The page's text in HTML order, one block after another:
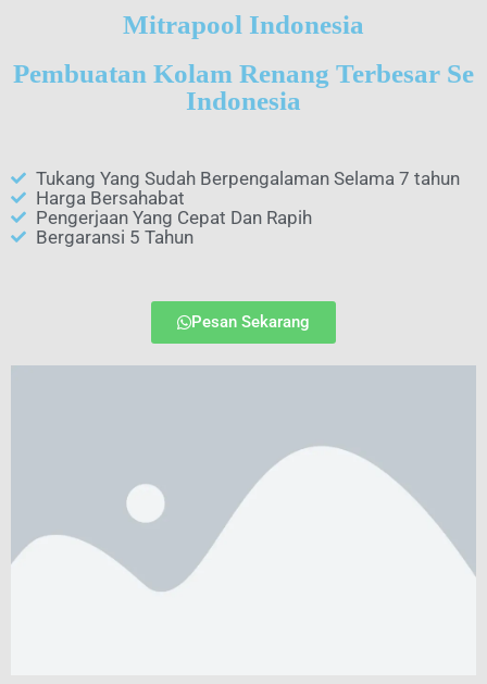
Mitrapool Indonesia
Pembuatan Kolam Renang Terbesar Se
Indonesia
Tukang Yang Sudah Berpengalaman Selama 7 tahun
Harga Bersahabat
Pengerjaan Yang Cepat Dan Rapih
Bergaransi 5 Tahun
Pesan Sekarang